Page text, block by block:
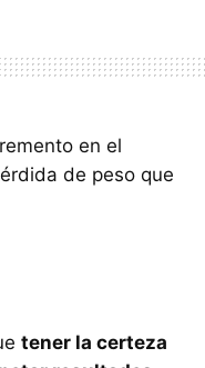
en el
de peso que
tener la certeza